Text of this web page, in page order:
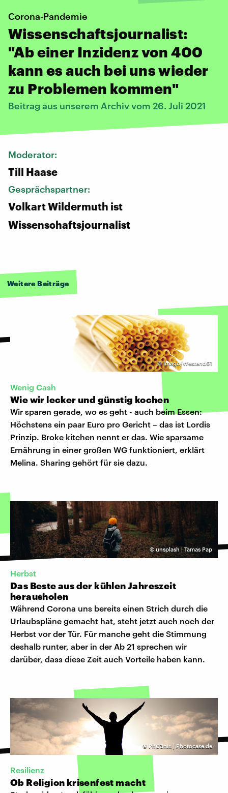
Corona-Pandemie
Wissenschaftsjournalist:
"Ab einer Inzidenz von 400
kann es auch bei uns wieder
zu Problemen kommen"
Beitrag aus unserem Archiv vom 26. Juli 2021
Moderator:
Till Haase
Gesprächspartner:
Volkart Wildermuth ist
Wissenschaftsjournalist
Weitere Beiträge
©imago/Westend61
Wenig Cash
Wie wir lecker und günstig kochen
Wir sparen gerade, wo es geht - auch beim Essen:
Höchstens ein paar Euro pro Gericht – das ist Lordis
Prinzip. Broke kitchen nennt er das. Wie sparsame
Ernährung in einer großen WG funktioniert, erklärt
Melina. Sharing gehört für sie dazu.
©unsplash | Tamas Pap
Herbst
Das Beste aus der kühlen Jahreszeit
herausholen
Während Corona uns bereits einen Strich durch die
Urlaubspläne gemacht hat, steht jetzt auch noch der
Herbst vor der Tür. Für manche geht die Stimmung
deshalb runter, aber in der Ab 21 sprechen wir
darüber, dass diese Zeit auch Vorteile haben kann.
© Ph03nix | Photocase.de
Resilienz
Ob Religion krisenfest macht